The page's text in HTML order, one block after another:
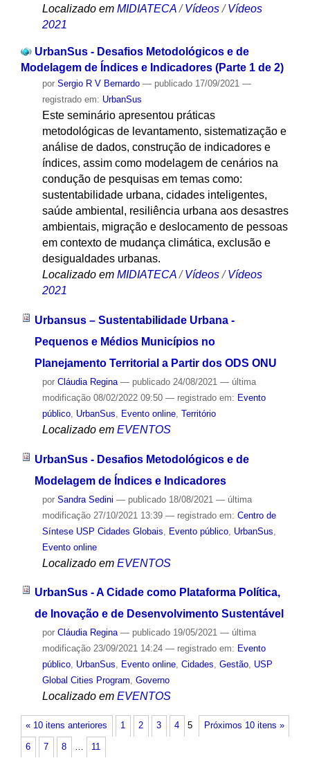
Localizado em MIDIATECA / Vídeos / Vídeos
2021
UrbanSus - Desafios Metodológicos e de
Modelagem de Índices e Indicadores (Parte 1 de 2)
por Sergio R V Bernardo — publicado17/09/2021 —
registrado em: UrbanSus
Este seminário apresentou práticas
metodológicas de levantamento, sistematização e
análise de dados, construção de indicadores e
índices, assim como modelagem de cenários na
condução de pesquisas em temas como:
sustentabilidade urbana, cidades inteligentes,
saúde ambiental, resiliência urbana aos desastres
ambientais, migração e deslocamento de pessoas
em contexto de mudança climática, exclusão e
desigualdades urbanas.
Localizado em MIDIATECA /Vídeos /Vídeos
2021
Urbansus – Sustentabilidade Urbana -
Pequenos e Médios Municípios no
Planejamento Territorial a Partir dos ODS ONU
por Cláudia Regina — publicado24/08/2021 — última
modificação08/02/2022 09:50 — registrado em: Evento
público, UrbanSus Evento online, Território
Localizado em EVENTOS
UrbanSus - Desafios Metodológicos e de
Modelagem de Índices e Indicadores
por Sandra Sedini — publicado18/08/2021 — última
modificação27/10/2021 13:39 — registrado em: Centro de
Síntese USP Cidades Globais
Evento público, UrbanSus
Evento online
Localizado em EVENTOS
UrbanSus - A Cidade como Plataforma Política,
de Inovação e de Desenvolvimento Sustentável
por Cláudia Regina — publicado19/05/2021 — última
modificação23/09/2021 14:24 — registrado em: Evento
público, UrbanSus, Evento online, Cidades, Gestão, USP
Global Cities Program, Governo
Localizado em EVENTOS
« 10 itens anteriores Próximos 10 itens »
1 2 3 4 5
6 7 8 … 11